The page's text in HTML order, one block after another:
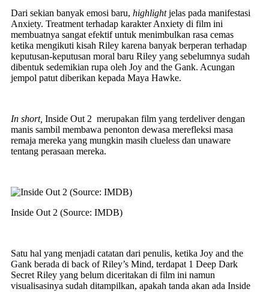
Dari sekian banyak emosi baru, highlightjelas pada manifestasi
Anxiety. Treatment terhadap karakter Anxiety di film ini
membuatnya sangat efektif untuk menimbulkan rasa cemas
ketika mengikuti kisah Riley karena banyak berperan terhadap
keputusan-keputusan moral baru Riley yang sebelumnya sudah
dibentuk sedemikian rupa oleh Joy and the Gank. Acungan
jempol patut diberikan kepada Maya Hawke.
In short, Inside Out 2 merupakan film yang terdeliver dengan
manis sambil membawa penonton dewasa merefleksi masa
remaja mereka yang mungkin masih clueless dan unaware
tentang perasaan mereka.
Inside Out 2 (Source: IMDB)
Satu hal yang menjadi catatan dari penulis, ketika Joy and the
Gank berada di back of Riley’s Mind, terdapat 1 Deep Dark
Secret Riley yang belum diceritakan di film ini namun
visualisasinya sudah ditampilkan, apakah tanda akan ada Inside